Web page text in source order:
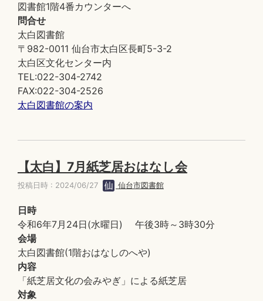
図書館1階4番カウンターへ
問合せ
太白図書館
〒982-0011 仙台市太白区長町5-3-2
太白区文化センター内
TEL:022-304-2742
FAX:022-304-2526
太白図書館の案内
【太白】7月紙芝居おはなし会
投稿日時 : 2024/06/27 仙台市図書館
日時
令和6年7月24日(水曜日) 午後3時～3時30分
会場
太白図書館(1階おはなしのへや)
内容
「紙芝居文化の会みやぎ」による紙芝居
対象